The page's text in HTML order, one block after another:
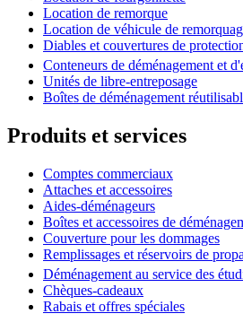
Location de remorque
Location de véhicule de
Diables et couvertures de
Conteneurs de déménagement et
Unités de libre-entreposage
Boîtes de déménagement
Produits et services
Comptes commerciaux
Attaches et accessoires
Aides-déménageurs
Boîtes et accessoires de
Couverture pour les dommages
Remplissages et réservoirs de
Déménagement au service des
Chèques-cadeaux
Rabais et offres spéciales